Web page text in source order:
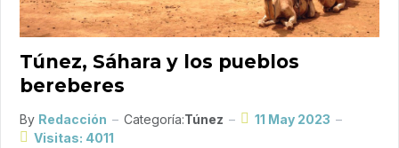
Túnez, Sáhara y los pueblos
bereberes
By Redacción Categoría:Túnez
11 May 2023
Visitas: 4011